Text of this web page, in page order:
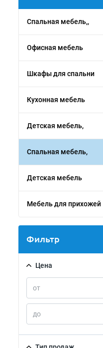
Спальная мебель,,
Офисная мебель
Шкафы для спальни
Кухонная мебель
Детская мебель,
Спальная мебель,
Детская мебель
Мебель для прихожей
Фильтр
Цена